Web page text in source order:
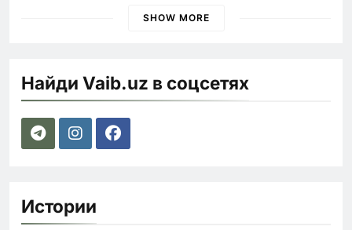
SHOW MORE
Найди Vaib.uz в соцсетях
Истории